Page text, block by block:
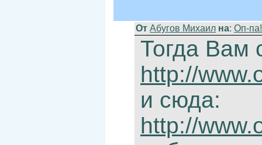
От Абугов Михаил на: Оп-па!
Тогда Вам
http://
и сюда:
http://